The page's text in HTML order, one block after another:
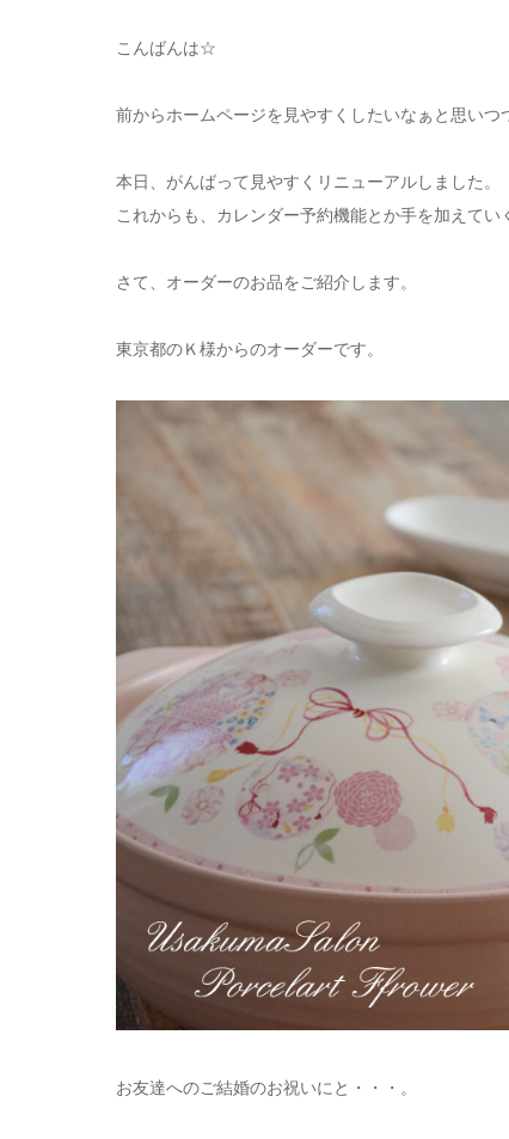
こんばんは☆
前からホームページを見やすくしたいなぁと思いつ
本日、がんばって見やすくリニューアルしました。
これからも、カレンダー予約機能とか手を加えてい
さて、オーダーのお品をご紹介します。
東京都のＫ様からのオーダーです。
お友達へのご結婚のお祝いにと・・・。